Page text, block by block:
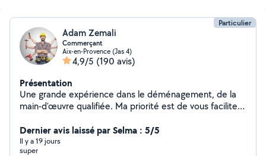
Particulier
Adam Zemali
Commerçant
Aix-en-Provence (Jas 4)
4,9/5 (190 avis)
Présentation
Une grande expérience dans le déménagement, de la
main-d'œuvre qualifiée. Ma priorité est de vous faciliter
rappelez à l'avenir.
Dernier avis laissé par Selma : 5/5
Il y a 19 jours
super